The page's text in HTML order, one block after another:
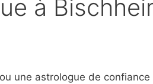
à
une astrologue de confiance